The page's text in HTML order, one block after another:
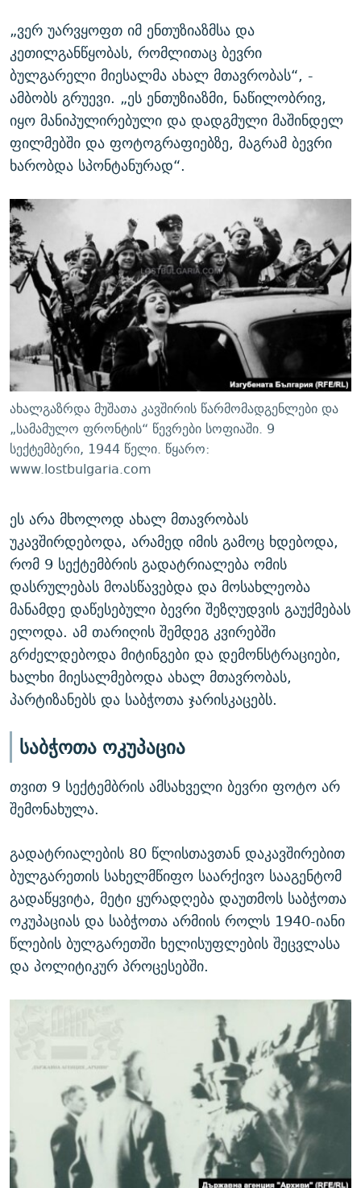
„ვერ უარვყოფთ იმ ენთუზიაზმსა და
კეთილგანწყობას, რომლითაც ბევრი
ბულგარელი მიესალმა ახალ მთავრობას“, -
ამბობს გრუევი. „ეს ენთუზიაზმი, ნაწილობრივ,
იყო მანიპულირებული და დადგმული მაშინდელ
ფილმებში და ფოტოგრაფიებზე, მაგრამ ბევრი
ხარობდა სპონტანურად“.
ახალგაზრდა მუშათა კავშირის წარმომადგენლები და
„სამამულო ფრონტის“ წევრები სოფიაში. 9
სექტემბერი, 1944 წელი. წყარო:
www.lostbulgaria.com
ეს არა მხოლოდ ახალ მთავრობას
უკავშირდებოდა, არამედ იმის გამოც ხდებოდა,
რომ 9 სექტემბრის გადატრიალება ომის
დასრულებას მოასწავებდა და მოსახლეობა
მანამდე დაწესებული ბევრი შეზღუდვის გაუქმებას
ელოდა. ამ თარიღის შემდეგ კვირებში
გრძელდებოდა მიტინგები და დემონსტრაციები,
ხალხი მიესალმებოდა ახალ მთავრობას,
პარტიზანებს და საბჭოთა ჯარისკაცებს.
საბჭოთა ოკუპაცია
თვით 9 სექტემბრის ამსახველი ბევრი ფოტო არ
შემონახულა.
გადატრიალების 80 წლისთავთან დაკავშირებით
ბულგარეთის სახელმწიფო საარქივო სააგენტომ
გადაწყვიტა, მეტი ყურადღება დაუთმოს საბჭოთა
ოკუპაციას და საბჭოთა არმიის როლს 1940-იანი
წლების ბულგარეთში ხელისუფლების შეცვლასა
და პოლიტიკურ პროცესებში.